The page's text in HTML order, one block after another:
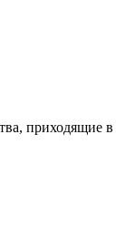
приходящие в